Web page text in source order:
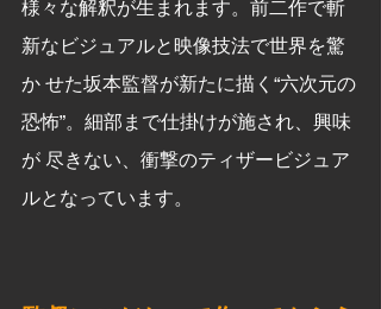
様々な解釈が生まれます。前二作で斬
新なビジュアルと映像技法で世界を驚
か せた坂本監督が新たに描く“六次元の
恐怖”。細部まで仕掛けが施され、興味
が 尽きない、衝撃のティザービジュア
ルとなっています。